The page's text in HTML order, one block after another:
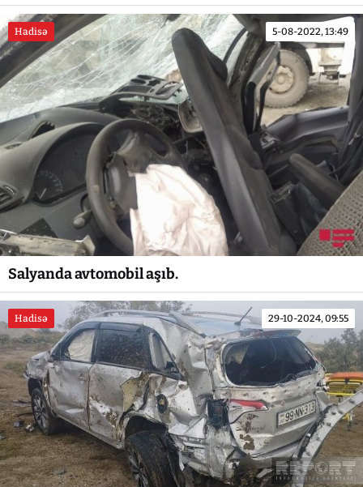
Hadisə 5-08-2022, 13:49
Salyanda avtomobil aşıb.
Hadisə 29-10-2024, 09:55